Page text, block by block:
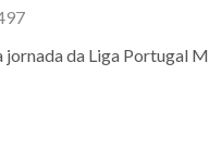
da Liga Portugal